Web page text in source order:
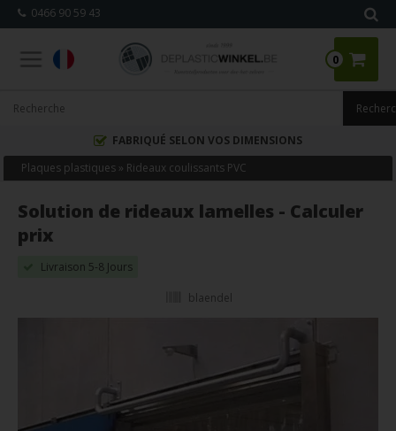
0466 90 59 43
0
FABRIQUÉ SELON VOS DIMENSIONS
Plaques plastiques » Rideaux coulissants PVC
Solution de rideaux lamelles - Calculer
prix
Livraison 5-8 Jours
blaendel